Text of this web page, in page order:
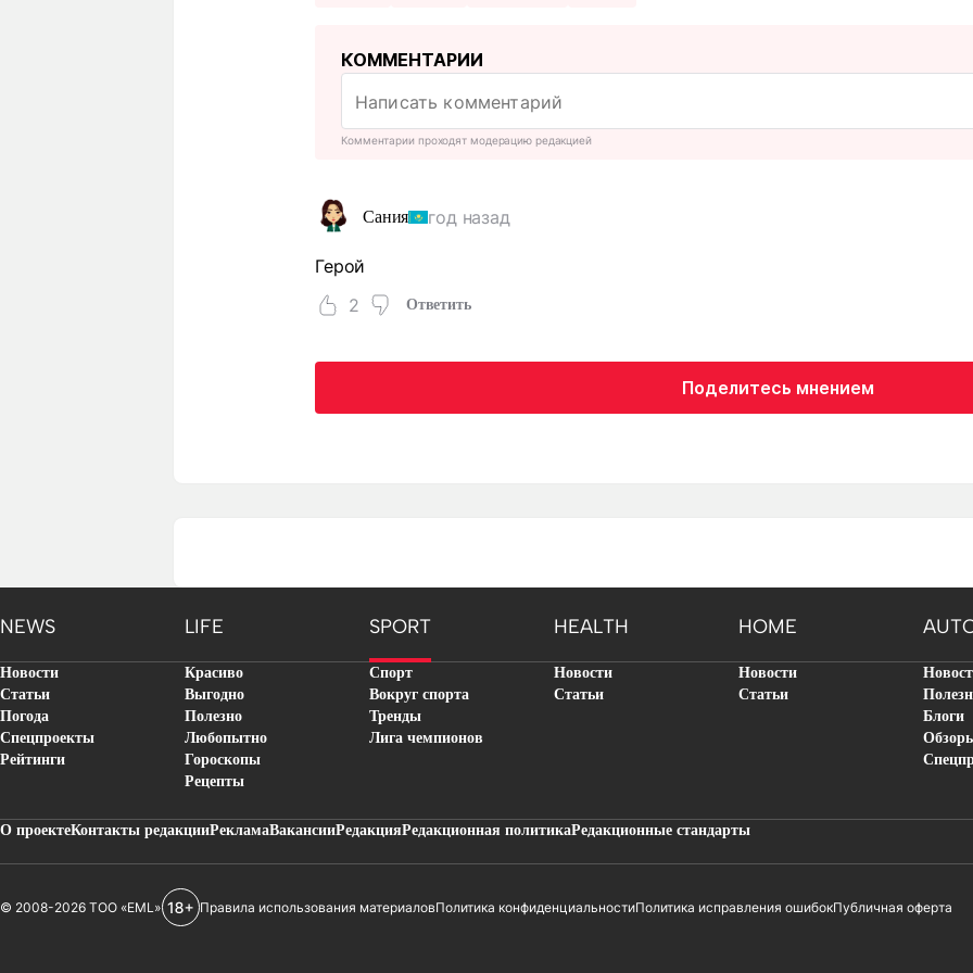
КОММЕНТАРИИ
Комментарии проходят модерацию редакцией
Сания год назад
Герой
2
Ответить
Поделитесь мнением
NEWS LIFE SPORT HEALTH HOME
Новости
Статьи
Погода
Спецпроекты
Рейтинги
Красиво
Выгодно
Полезно
Любопытно
Гороскопы
Рецепты
Спорт
Вокруг спорта
Тренды
Лига чемпионов
Новости
Статьи
Новости
Статьи
Блоги
О проектеКонтакты редакцииРекламаВакансииРедакцияРедакционная политикаРедакционные стандарты
© 2008-2026 ТОО «EML» Правила использования материаловПолитика конфиденциальностиПолитика исправления ошибокПубличная оферта